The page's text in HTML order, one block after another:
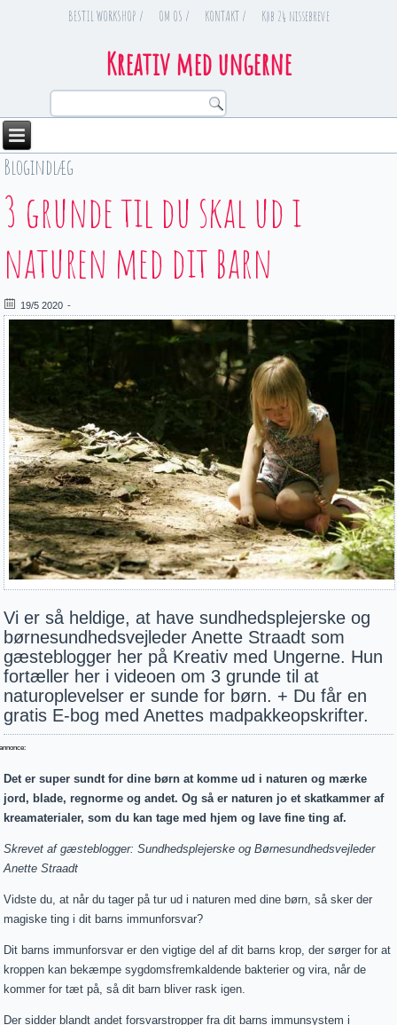
BESTIL WORKSHOP / OM OS / KONTAKT / Køb 24 nissebreve
Kreativ med ungerne
You are here
Blogindlæg
3 grunde til du skal ud i
naturen med dit barn
19/5 2020 -
Vi er så heldige, at have sundhedsplejerske og
børnesundhedsvejleder Anette Straadt som
gæsteblogger her på Kreativ med Ungerne. Hun
fortæller her i videoen om 3 grunde til at
naturoplevelser er sunde for børn. + Du får en
gratis E-bog med Anettes madpakkeopskrifter.
annonce:
Det er super sundt for dine børn at komme ud i naturen og mærke
jord, blade, regnorme og andet. Og så er naturen jo et skatkammer af
kreamaterialer, som du kan tage med hjem og lave fine ting af.
Skrevet af gæsteblogger: Sundhedsplejerske og Børnesundhedsvejleder
Anette Straadt
Vidste du, at når du tager på tur ud i naturen med dine børn, så sker der
magiske ting i dit barns immunforsvar?
Dit barns immunforsvar er den vigtige del af dit barns krop, der sørger for at
kroppen kan bekæmpe sygdomsfremkaldende bakterier og vira, når de
kommer for tæt på, så dit barn bliver rask igen.
Der sidder blandt andet forsvarstropper fra dit barns immunsystem i